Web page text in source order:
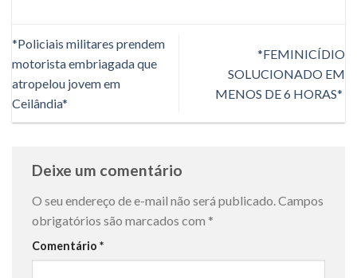
*Policiais militares prendem
motorista embriagada que
atropelou jovem em
Ceilândia*
*FEMINICÍDIO
SOLUCIONADO EM
MENOS DE 6 HORAS*
Deixe um comentário
O seu endereço de e-mail não será publicado.Campos
obrigatórios são marcados com *
Comentário *